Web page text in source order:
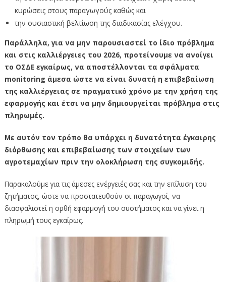
κυρώσεις στους παραγωγούς καθώς και
την ουσιαστική βελτίωση της διαδικασίας ελέγχου.
Παράλληλα, για να μην παρουσιαστεί το ίδιο πρόβλημα
και στις καλλιέργειες του 2026, προτείνουμε να ανοίγει
το ΟΣΔΕ εγκαίρως, να αποστέλλονται τα σφάλματα
monitoring άμεσα ώστε να είναι δυνατή η επιβεβαίωση
της καλλιέργειας σε πραγματικό χρόνο με την χρήση της
εφαρμογής και έτσι να μην δημιουργείται πρόβλημα στις
πληρωμές.
Με αυτόν τον τρόπο θα υπάρχει η δυνατότητα έγκαιρης
διόρθωσης και επιβεβαίωσης των στοιχείων των
αγροτεμαχίων πριν την ολοκλήρωση της συγκομιδής.
Παρακαλούμε για τις άμεσες ενέργειές σας και την επίλυση του
ζητήματος, ώστε να προστατευθούν οι παραγωγοί, να
διασφαλιστεί η ορθή εφαρμογή του συστήματος και να γίνει η
πληρωμή τους εγκαίρως.